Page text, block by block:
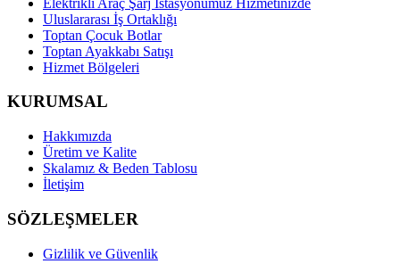
Uluslararası İş Ortaklığı
Toptan Çocuk Botlar
Toptan Ayakkabı Satışı
Hizmet Bölgeleri
KURUMSAL
Hakkımızda
Üretim ve Kalite
Skalamız & Beden Tablosu
İletişim
SÖZLEŞMELER
Gizlilik ve Güvenlik